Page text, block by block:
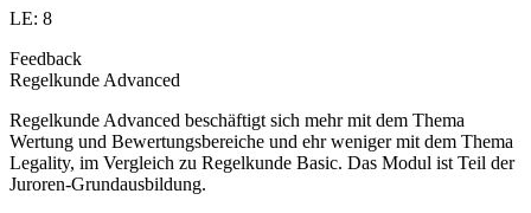
LE: 8
Feedback
Regelkunde Advanced
Regelkunde Advanced beschäftigt sich mehr mit dem Thema
Wertung und Bewertungsbereiche und ehr weniger mit dem Thema
Legality, im Vergleich zu Regelkunde Basic. Das Modul ist Teil der
Juroren-Grundausbildung.